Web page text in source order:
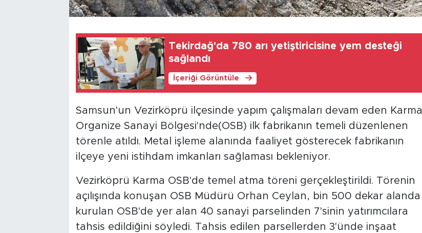
Tekirdağ'da 780 arı yetiştiricisine yem desteği
sağlandı
İçeriği Görüntüle
Samsun'un Vezirköprü ilçesinde yapım çalışmaları devam eden Karma
Organize Sanayi Bölgesi'nde(OSB) ilk fabrikanın temeli düzenlenen
törenle atıldı. Metal işleme alanında faaliyet gösterecek fabrikanın
ilçeye yeni istihdam imkanları sağlaması bekleniyor.
Vezirköprü Karma OSB'de temel atma töreni gerçekleştirildi. Törenin
açılışında konuşan OSB Müdürü Orhan Ceylan, bin 500 dekar alanda
kurulan OSB'de yer alan 40 sanayi parselinden 7'sinin yatırımcılara
tahsis edildiğini söyledi. Tahsis edilen parsellerden 3'ünde inşaat